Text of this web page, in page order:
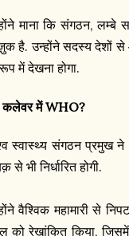
माना कि संगठन, लम्बे
है. उन्होंने सदस्य देशों
में देखना होगा.
कलेवर में WHO?
स्वास्थ्य संगठन प्रमुख ने
से भी निर्धारित होगी.
वैश्विक महामारी से
को रेखांकित किया,